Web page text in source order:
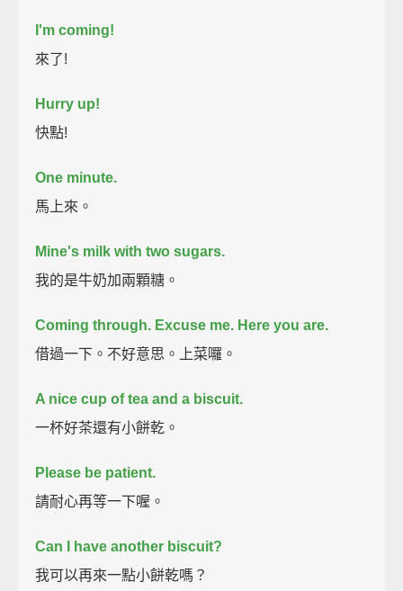
I'm coming!
來了!
Hurry up!
快點!
One minute.
馬上來。
Mine's milk with two sugars.
我的是牛奶加兩顆糖。
Coming through. Excuse me. Here you are.
借過一下。不好意思。上菜囉。
A nice cup of tea and a biscuit.
一杯好茶還有小餅乾。
Please be patient.
請耐心再等一下喔。
Can I have another biscuit?
我可以再來一點小餅乾嗎？